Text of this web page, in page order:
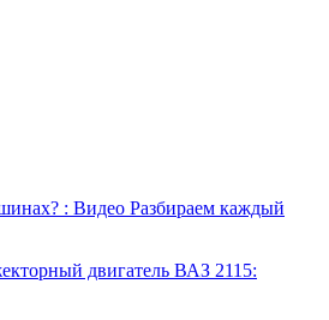
: Видео Разбираем каждый
двигатель ВАЗ 2115: